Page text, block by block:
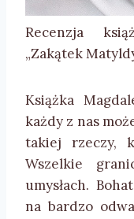
Recenzja
„Zakątek
Książka
każdy z nas
takiej rzeczy,
Wszelkie
umysłach.
na bardzo